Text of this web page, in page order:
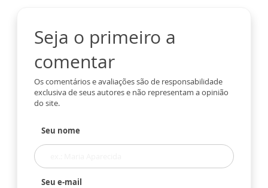
Seja o primeiro a
comentar
Os comentários e avaliações são de responsabilidade
exclusiva de seus autores e não representam a opinião
do site.
Seu nome
Seu e-mail